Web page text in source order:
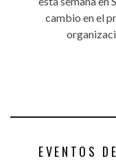
cambio en el
EVENTOS